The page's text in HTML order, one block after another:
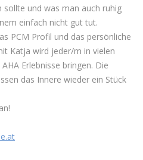
sollte und was man auch ruhig
einfach nicht gut tut.
PCM Profil und das persönliche
Katja wird jeder/m in vielen
Erlebnisse bringen. Die
das Innere wieder ein Stück